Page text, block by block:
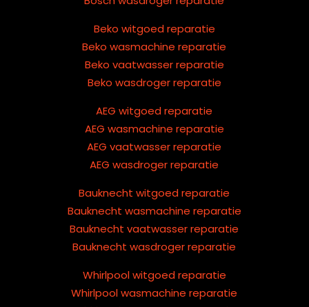
Beko witgoed reparatie
Beko wasmachine reparatie
Beko vaatwasser reparatie
Beko wasdroger reparatie
AEG witgoed reparatie
AEG wasmachine reparatie
AEG vaatwasser reparatie
AEG wasdroger reparatie
Bauknecht witgoed reparatie
Bauknecht wasmachine reparatie
Bauknecht vaatwasser reparatie
Bauknecht wasdroger reparatie
Whirlpool witgoed reparatie
Whirlpool wasmachine reparatie